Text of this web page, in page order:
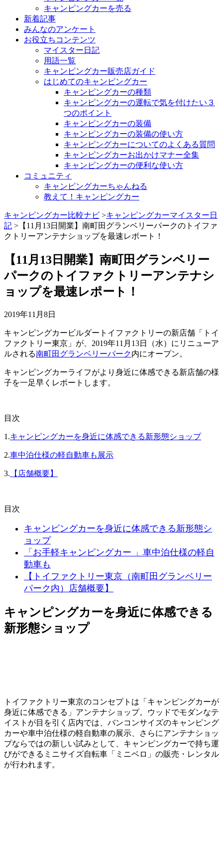
キャンピングカーを売る
新着記事
みんなのアンケート
お役立ちコンテンツ
マイスター日記
用語一覧
キャンピングカー販売店ガイド
はじめてのキャンピングカー
キャンピングカーの種類
キャンピングカーの運転で気を付けたい３
つのポイント
キャンピングカーの装備
キャンピングカーの装備の使い方
キャンピングカーについてのよくある質問
キャンピングカーお出かけマナー全集
キャンピングカーの便利な使い方
コミュニティ
キャンピングカーちゃんねる
教えて！キャンピングカー
キャンピングカー比較ナビ >キャンピングカーマイスター日
記 >【11月13日開業】南町田グランベリーパークのトイファ
クトリーアンテナショップを最速レポート！
【11月13日開業】南町田グランベリー
パークのトイファクトリーアンテナシ
ョップを最速レポート！
2019年11月8日
キャンピングカービルダートイファクトリーの新店舗「トイ
ファクトリー東京」が、2019年11月13日（水）にリニューア
ルされる南町田グランベリーパーク内にオープン。
キャンピングカーライフがより身近に体感できる新店舗の様
子を一足早くレポートします。
目次
1.キャンピングカーを身近に体感できる新形態ショップ
2.車中泊仕様の軽自動車も展示
3. 【店舗概要】
目次
キャンピングカーを身近に体感できる新形態シ
ョップ
「お手軽キャンピングカー 」車中泊仕様の軽自
動車も
【トイファクトリー東京（南町田グランベリー
パーク内）店舗概要】
キャンピングカーを身近に体感できる
新形態ショップ
トイファクトリー東京のコンセプトは「キャンピングカーが
身近に体感できる」アンテナショップ。ウッドでモダンなテ
イストが目を引く店内では、バンコンサイズのキャンピング
カーや車中泊仕様の軽自動車の展示、さらにアンテナショッ
プならではの新しい試みとして、キャンピングカーで持ち運
びができるミニサイズ自転車「ミニベロ」の販売・レンタル
が行われます。